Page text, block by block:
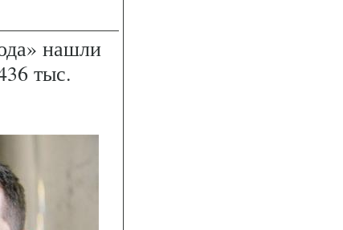
нашли
тыс.